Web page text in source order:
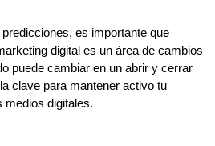
es importante que
digital es un área de cambios
puede cambiar en un abrir y cerrar
clave para mantener activo tu
medios digitales.